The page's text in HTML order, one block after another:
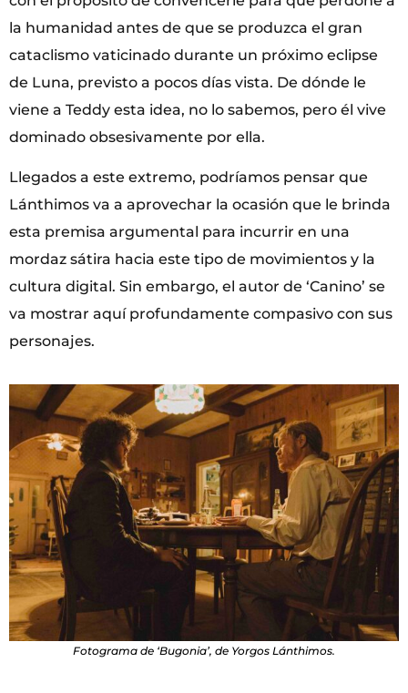
la humanidad antes de que se produzca el gran
cataclismo vaticinado durante un próximo eclipse
de Luna, previsto a pocos días vista. De dónde le
viene a Teddy esta idea, no lo sabemos, pero él vive
dominado obsesivamente por ella.
Llegados a este extremo, podríamos pensar que
Lánthimos va a aprovechar la ocasión que le brinda
esta premisa argumental para incurrir en una
mordaz sátira hacia este tipo de movimientos y la
cultura digital. Sin embargo, el autor de ‘Canino’ se
va mostrar aquí profundamente compasivo con sus
personajes.
Fotograma de ‘Bugonia’, de Yorgos Lánthimos.